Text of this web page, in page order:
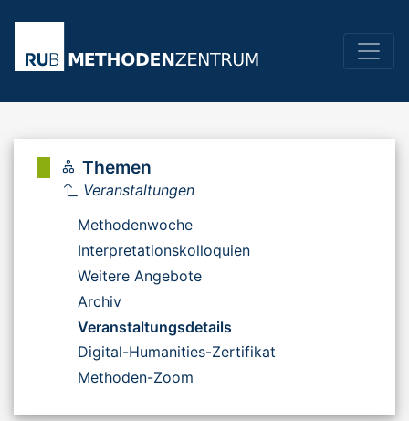
Themen
Veranstaltungen
Methodenwoche
Interpretationskolloquien
Weitere Angebote
Archiv
Veranstaltungsdetails
Digital-Humanities-Zertifikat
Methoden-Zoom